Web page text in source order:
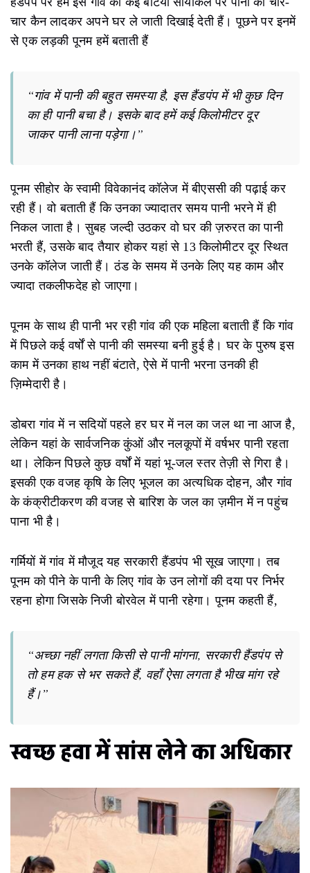
चार कैन लादकर अपने घर ले जाती दिखाई देती हैं। पूछने पर इनमें
से एक लड़की पूनम हमें बताती हैं
“गांव में पानी की बहुत समस्या है, इस हैंडपंप में भी कुछ दिन
का ही पानी बचा है। इसके बाद हमें कई किलोमीटर दूर
जाकर पानी लाना पड़ेगा।”
पूनम सीहोर के स्वामी विवेकानंद कॉलेज में बीएससी की पढ़ाई कर
रही हैं। वो बताती हैं कि उनका ज्यादातर समय पानी भरने में ही
निकल जाता है। सुबह जल्दी उठकर वो घर की ज़रुरत का पानी
भरती हैं, उसके बाद तैयार होकर यहां से 13 किलोमीटर दूर स्थित
उनके कॉलेज जाती हैं। ठंड के समय में उनके लिए यह काम और
ज्यादा तकलीफदेह हो जाएगा।
पूनम के साथ ही पानी भर रही गांव की एक महिला बताती हैं कि गांव
में पिछले कई वर्षों से पानी की समस्या बनी हुई है। घर के पुरुष इस
काम में उनका हाथ नहीं बंटाते, ऐसे में पानी भरना उनकी ही
ज़िम्मेदारी है।
डोबरा गांव में न सदियों पहले हर घर में नल का जल था ना आज है,
लेकिन यहां के सार्वजनिक कुंओं और नलकूपों में वर्षभर पानी रहता
था। लेकिन पिछले कुछ वर्षों में यहां भू-जल स्तर तेज़ी से गिरा है।
इसकी एक वजह कृषि के लिए भूजल का अत्यधिक दोहन, और गांव
के कंक्रीटीकरण की वजह से बारिश के जल का ज़मीन में न पहुंच
पाना भी है।
गर्मियों में गांव में मौजूद यह सरकारी हैंडपंप भी सूख जाएगा। तब
पूनम को पीने के पानी के लिए गांव के उन लोगों की दया पर निर्भर
रहना होगा जिसके निजी बोरवेल में पानी रहेगा। पूनम कहती हैं,
“अच्छा नहीं लगता किसी से पानी मांगना, सरकारी हैंडपंप से
तो हम हक से भर सकते हैं, वहाँ ऐसा लगता है भीख मांग रहे
हैं।”
स्वच्छ हवा में सांस लेने का अधिकार